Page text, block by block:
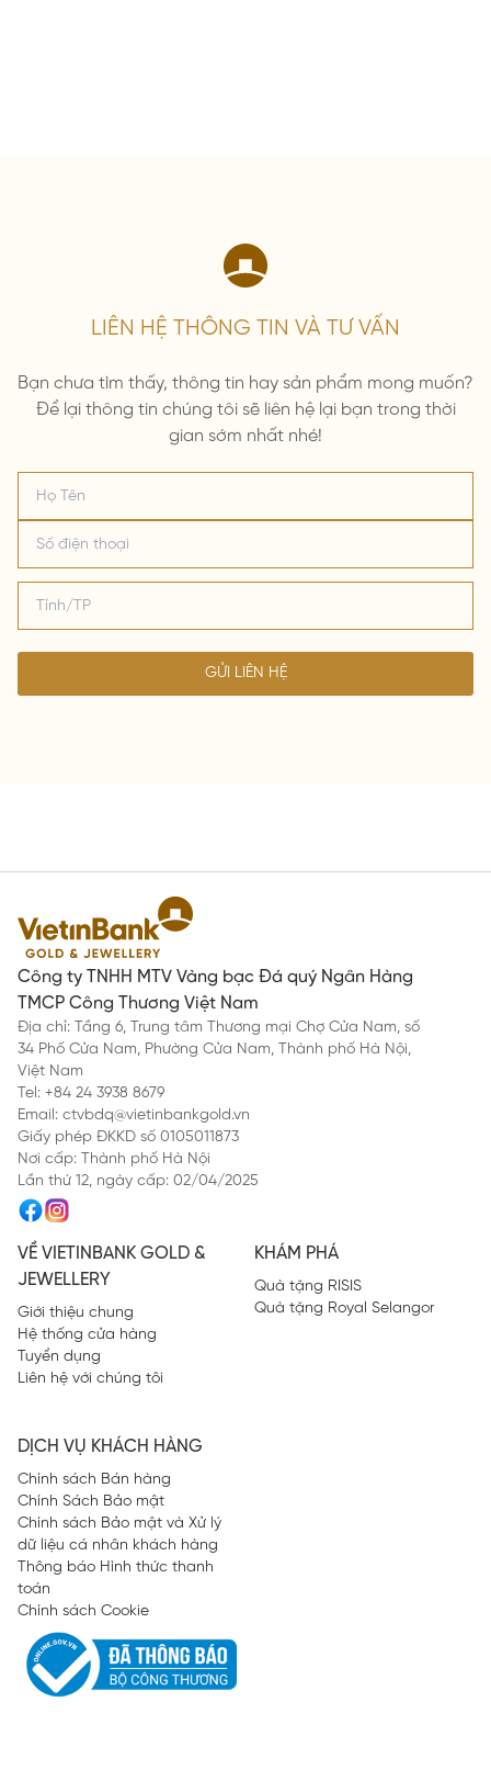
LIÊN HỆ THÔNG TIN VÀ TƯ VẤN
Bạn chưa tìm thấy, thông tin hay sản phẩm mong muốn?
Để lại thông tin chúng tôi sẽ liên hệ lại bạn trong thời
gian sớm nhất nhé!
GỬI LIÊN HỆ
Công ty TNHH MTV Vàng bạc Đá quý Ngân Hàng
TMCP Công Thương Việt Nam
Địa chỉ: Tầng 6, Trung tâm Thương mại Chợ Cửa Nam, số
34 Phố Cửa Nam, Phường Cửa Nam, Thành phố Hà Nội,
Việt Nam
Tel: +84 24 3938 8679
Email: ctvbdq@vietinbankgold.vn
Giấy phép ĐKKD số 0105011873
Nơi cấp: Thành phố Hà Nội
Lần thứ 12, ngày cấp: 02/04/2025
VỀ VIETINBANK GOLD &
JEWELLERY
Giới thiệu chung
Hệ thống cửa hàng
Tuyển dụng
Liên hệ với chúng tôi
KHÁM PHÁ
Quà tặng RISIS
Quà tặng Royal Selangor
DỊCH VỤ KHÁCH HÀNG
Chính sách Bán hàng
Chính Sách Bảo mật
Chính sách Bảo mật và Xử lý
dữ liệu cá nhân khách hàng
Thông báo Hình thức thanh
toán
Chính sách Cookie